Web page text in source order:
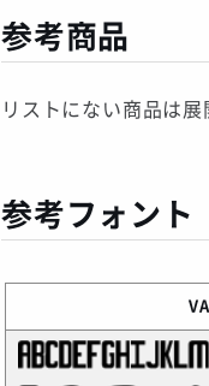
参考商品
リストにない商品は
参考フォント